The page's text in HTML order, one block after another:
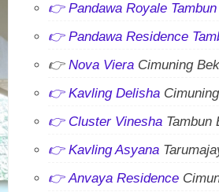
👉 Pandawa Royale
👉 Pandawa Residence
👉 Nova Viera Cimuning
👉 Kavling Delisha
👉 Cluster Vinesha Tambun
👉 Kavling Asyana
👉Anvaya Residence